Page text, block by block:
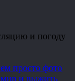
и погоду
просто фото
мир и выжить